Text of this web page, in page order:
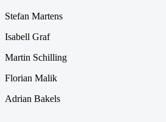
Stefan Martens
Isabell Graf
Martin Schilling
Florian Malik
Adrian Bakels